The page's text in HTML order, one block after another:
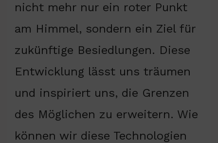
nicht mehr nur ein roter Punkt
am Himmel, sondern ein Ziel für
zukünftige Besiedlungen. Diese
Entwicklung lässt uns träumen
und inspiriert uns, die Grenzen
des Möglichen zu erweitern. Wie
können wir diese Technologien